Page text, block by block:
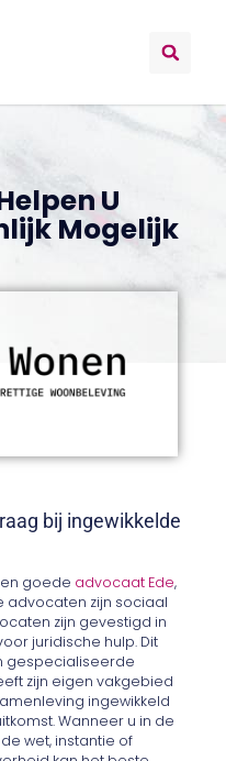
U
Mogelijk
bij ingewikkelde
goede advocaat Ede,
advocaten zijn sociaal
zijn gevestigd in
juridische hulp. Dit
gespecialiseerde
zijn eigen vakgebied
ingewikkeld
Wanneer u in de
wet, instantie of